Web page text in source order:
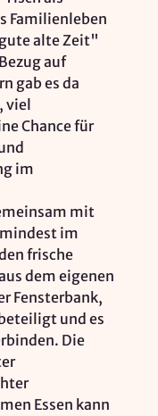
Familienleben
alte Zeit"
auf
gab es da
viel
Chance für
im
mit
im
frische
dem eigenen
Fensterbank,
und es
Die
Essen kann